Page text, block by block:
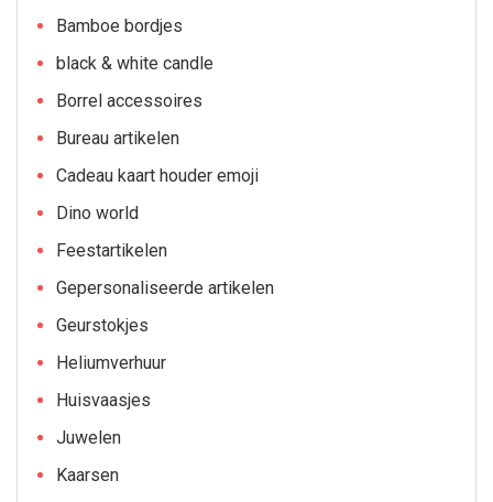
Bamboe bordjes
black & white candle
Borrel accessoires
Bureau artikelen
Cadeau kaart houder emoji
Dino world
Feestartikelen
Gepersonaliseerde artikelen
Geurstokjes
Heliumverhuur
Huisvaasjes
Juwelen
Kaarsen